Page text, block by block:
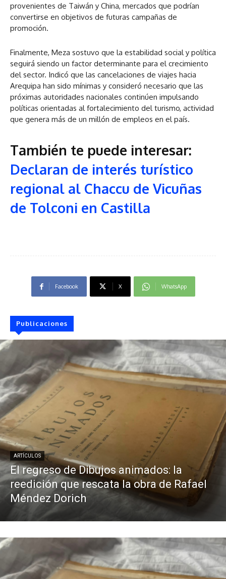
provenientes de Taiwán y China, mercados que podrían
convertirse en objetivos de futuras campañas de
promoción.
Finalmente, Meza sostuvo que la estabilidad social y política
seguirá siendo un factor determinante para el crecimiento
del sector. Indicó que las cancelaciones de viajes hacia
Arequipa han sido mínimas y consideró necesario que las
próximas autoridades nacionales continúen impulsando
políticas orientadas al fortalecimiento del turismo, actividad
que genera más de un millón de empleos en el país.
También te puede interesar:
Declaran de interés turístico
regional al Chaccu de Vicuñas
de Tolconi en Castilla
Facebook X WhatsApp
Publicaciones
ARTÍCULOS
El regreso de Dibujos animados: la
reedición que rescata la obra de Rafael
Méndez Dorich